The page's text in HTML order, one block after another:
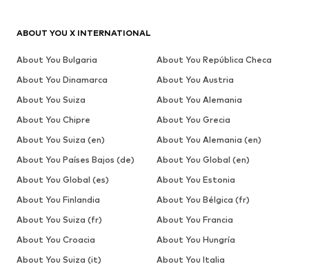
ABOUT YOU X INTERNATIONAL
About You Bulgaria
About You República Checa
About You Dinamarca
About You Austria
About You Suiza
About You Alemania
About You Chipre
About You Grecia
About You Suiza (en)
About You Alemania (en)
About You Países Bajos (de)
About You Global (en)
About You Global (es)
About You Estonia
About You Finlandia
About You Bélgica (fr)
About You Suiza (fr)
About You Francia
About You Croacia
About You Hungría
About You Suiza (it)
About You Italia